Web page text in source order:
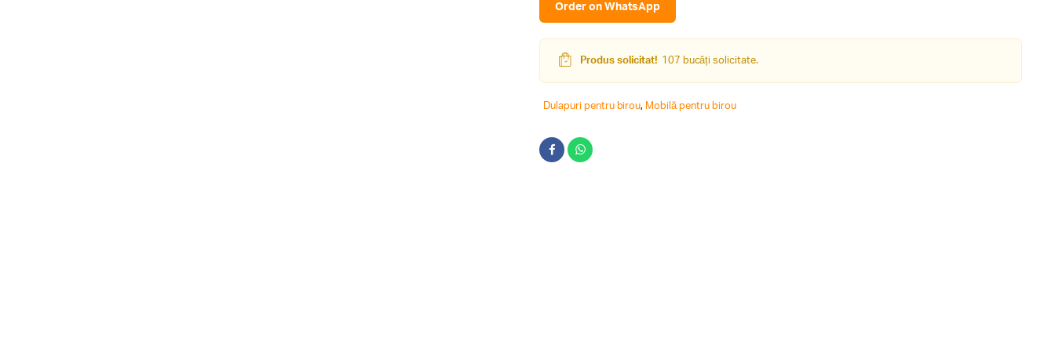
Order on WhatsApp
Produs solicitat! 107 bucăți solicitate.
Dulapuri pentru birou, Mobilă pentru birou